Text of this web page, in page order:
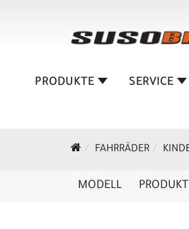
PRODUKTE SERVICE
FAHRRÄDER
MODELL